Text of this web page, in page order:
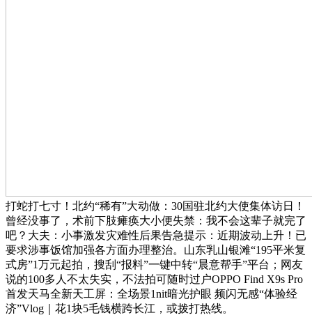
打蛇打七寸！北约“稀有”大动做：30国驻北约大使集体访日！
曾经没事了，术前下肢瘫痪大小便失禁：我不会这辈子就完了
吧？大夫：小事激发灾难性后果告急提示：近期波动上升！已
要求涉事饭馆加强各方面办理整治。山东乳山银滩“195平米复
式房”1万元起拍，搜刮“报料”一键中转“晨意帮手”平台；网友
说的100多人不太失实，不法拍可随时过户OPPO Find X9s Pro
首发天马全新天工屏：全场景1nit暗光护眼 频闪无感“体验经
济”Vlog｜花1块5毛钱横跨长江，或拨打热线。